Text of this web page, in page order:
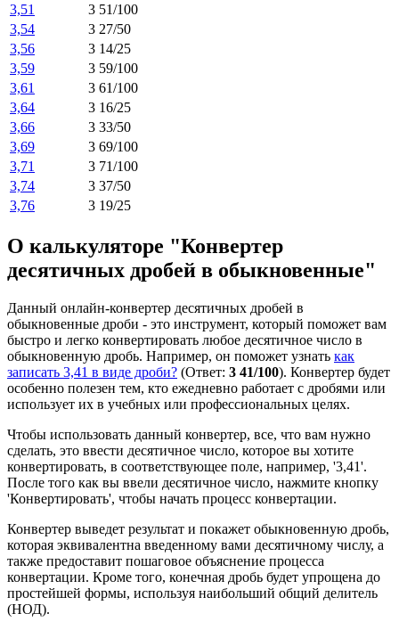
3,51
3 51/100
3,54
3 27/50
3,56
3 14/25
3,59
3 59/100
3,61
3 61/100
3,64
3 16/25
3,66
3 33/50
3,69
3 69/100
3,71
3 71/100
3,74
3 37/50
3,76
3 19/25
О калькуляторе "Конвертер
десятичных дробей в обыкновенные"
Данный онлайн-конвертер десятичных дробей в
обыкновенные дроби - это инструмент, который поможет вам
быстро и легко конвертировать любое десятичное число в
обыкновенную дробь. Например, он поможет узнать как
записать 3,41 в виде дроби? (Ответ: 3 41/100). Конвертер будет
особенно полезен тем, кто ежедневно работает с дробями или
использует их в учебных или профессиональных целях.
Чтобы использовать данный конвертер, все, что вам нужно
сделать, это ввести десятичное число, которое вы хотите
конвертировать, в соответствующее поле, например, '3,41'.
После того как вы ввели десятичное число, нажмите кнопку
'Конвертировать', чтобы начать процесс конвертации.
Конвертер выведет результат и покажет обыкновенную дробь,
которая эквивалентна введенному вами десятичному числу, а
также предоставит пошаговое объяснение процесса
конвертации. Кроме того, конечная дробь будет упрощена до
простейшей формы, используя наибольший общий делитель
(НОД).